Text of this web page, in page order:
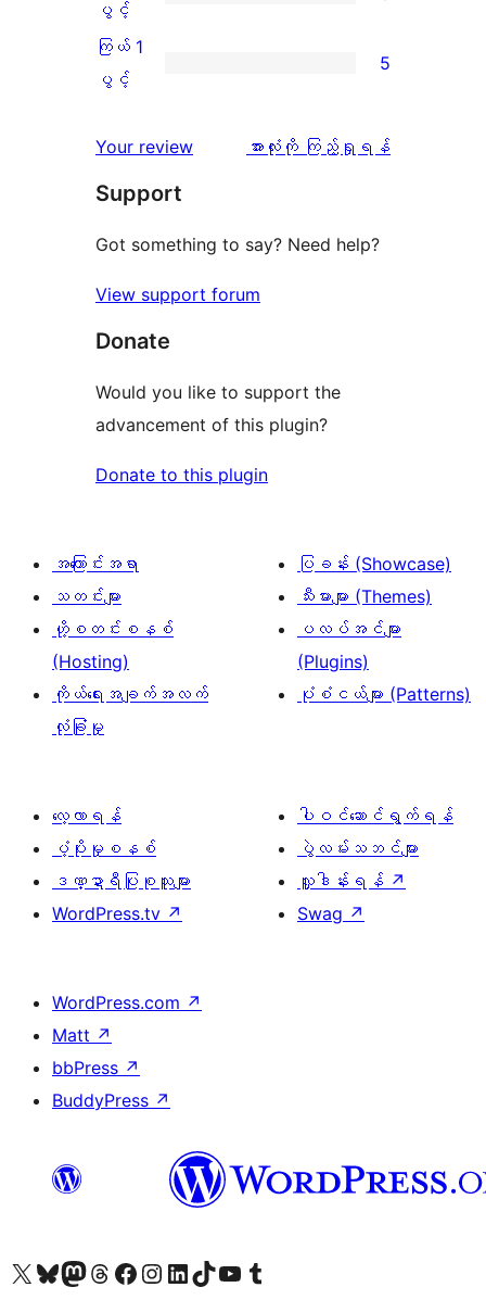
အဆင့်
သုံးသပ်
ကြယ်
2
ပွင့်
သုံးသပ်
3
စောင်
ပွင့်
ကြယ်
ပွင့်
သုံးသပ်
ချက်
စောင်
ကြယ် 1
ပွင့်
5
Your review
သုံးသပ်
အားလုံးကို ကြည့်ရှုရန်
Support
Got something to say? Need help?
View support forum
Donate
Would you like to support the
advancement of this plugin?
Donate to this plugin
အကြောင်းအရာ
သတင်းများ
ဟို့စတင်းစနစ်
(Hosting)
ကိုယ်ရေးအချက်အလက်
လုံခြုံမှု
ပြခန်း (Showcase)
သီးမားများ (Themes)
ပလပ်အင်များ
(Plugins)
ပုံစံငယ်များ (Patterns)
လေ့လာရန်
ပံ့ပိုးမှုစနစ်
ဒဏ္ဍာရီပြုစုသူများ
WordPress.tv ↗
ပါဝင်ဆောင်ရွက်ရန်
ပွဲလမ်းသဘင်များ
လှူဒါန်းရန် ↗
Swag ↗
WordPress.com ↗
Matt ↗
bbPress ↗
BuddyPress ↗
ကျွန်ုပ်တို့၏ X (ယခင် Twitter) အကောင့်သို့ သွားရောက်ကြည့်ရှုပါကျွန်ုပ်တို့၏ Bluesky အကောင့်သို့ ဝင်ရောက်ကြည့်ရှုရန်
ကျွန်ုပ်တို့၏ Mastodon အကောင့်သို့ သွားရောက်ကြည့်ရှုပါကျွန်ုပ်တို့၏ Threads အကောင့်သို့ ဝင်ရောက်ကြည့်ရှုရန်
ကျွန်ုပ်တို့၏ Facebook စာမျက်နှာသို့ သွားရောက်ကြည့်ရှုပါကျွန်ုပ်တို့၏ Instagram အကောင့်သို့ သွားရောက်ကြည့်ရှုပါ ကျွန်ုပ်တို့၏ LinkedIn အကောင့်သို့ သွားရောက်ကြည့်ရှုပါကျွန်ုပ်တို့၏ TikTok အကောင့်သို့ ဝင်ရောက်ကြည့်ရှုရန်
ကျွန်ုပ်တို့၏ YouTube ချန်နယ်သို့ သွားရောက်ကြည့်ရှုပါ ကျွန်ုပ်တို့၏ Tumblr အကောင့်သို့ ဝင်ရောက်ကြည့်ရှုရန်